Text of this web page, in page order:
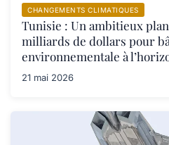
CHANGEMENTS CLIMATIQUES
Tunisie : Un ambitieux
milliards de dollars pour
environnementale à
21 mai 2026